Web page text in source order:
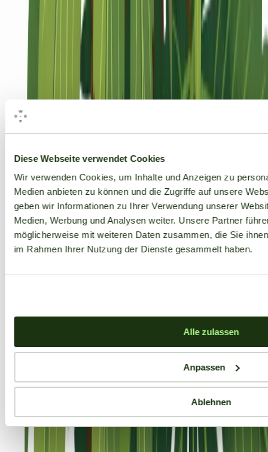
Diese Webseite verwendet Cookies
Wir verwenden Cookies, um Inhalte und Anzeigen zu
Medien anbieten zu können und die Zugriffe auf unsere
geben wir Informationen zu Ihrer Verwendung unserer
Medien, Werbung und Analysen weiter. Unsere Partner
möglicherweise mit weiteren Daten zusammen, die Sie
im Rahmen Ihrer Nutzung der Dienste gesammelt haben.
Alle zulassen
Anpassen
Ablehnen